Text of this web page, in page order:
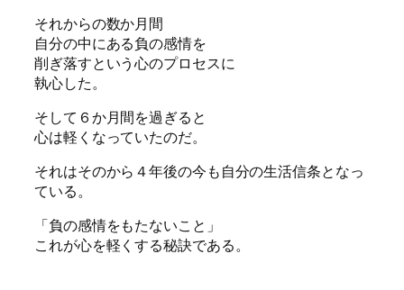
それからの数か月間
自分の中にある負の感情を
削ぎ落すという心のプロセスに
執心した。
そして６か月間を過ぎると
心は軽くなっていたのだ。
それはそのから４年後の今も自分の生活信条となっ
ている。
「負の感情をもたないこと」
これが心を軽くする秘訣である。